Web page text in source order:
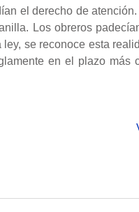
el derecho de
Los obreros
se reconoce esta
en el plazo más